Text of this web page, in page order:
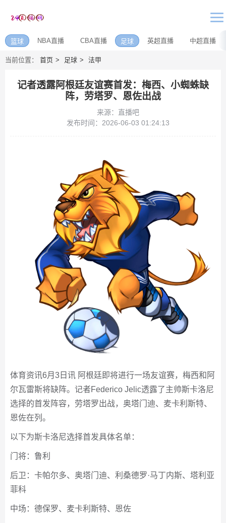
篮球 NBA直播 CBA直播 足球 英超直播 中超直播
当前位置： 首页 足球 法甲
记者透露阿根廷友谊赛首发：梅西、小蜘蛛缺
阵，劳塔罗、恩佐出战
来源：直播吧
发布时间：2026-06-03 01:24:13
体育资讯6月3日讯 阿根廷即将进行一场友谊赛，梅西和阿
尔瓦雷斯将缺阵。记者Federico Jelic透露了主帅斯卡洛尼
选择的首发阵容，劳塔罗出战，奥塔门迪、麦卡利斯特、
恩佐在列。
以下为斯卡洛尼选择首发具体名单：
门将：鲁利
后卫：卡帕尔多、奥塔门迪、利桑德罗·马丁内斯、塔利亚
菲科
中场：德保罗、麦卡利斯特、恩佐